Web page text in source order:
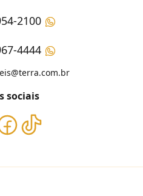
2100
4444
sociais